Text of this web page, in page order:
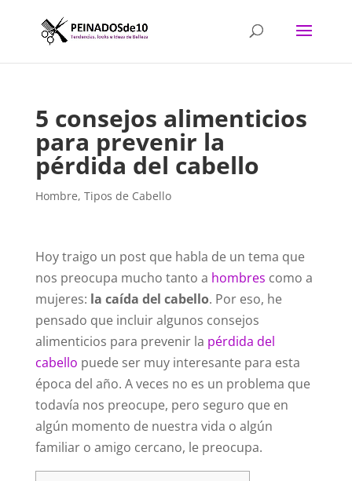
5 consejos alimenticios
para prevenir la
pérdida del cabello
Hombre, Tipos de Cabello
Hoy traigo un post que habla de un tema que
nos preocupa mucho tanto a hombres como a
mujeres: la caída del cabello. Por eso, he
pensado que incluir algunos consejos
alimenticios para prevenir la pérdida del
cabello puede ser muy interesante para esta
época del año. A veces no es un problema que
todavía nos preocupe, pero seguro que en
algún momento de nuestra vida o algún
familiar o amigo cercano, le preocupa.